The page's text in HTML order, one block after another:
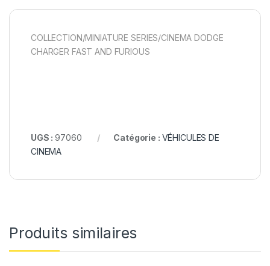
COLLECTION/MINIATURE SERIES/CINEMA DODGE
CHARGER FAST AND FURIOUS
UGS :97060 Catégorie : VÉHICULES DE
CINEMA
Produits similaires